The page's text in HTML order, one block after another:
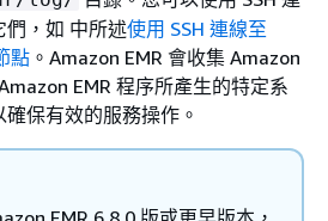
們，如 中所述使用 SSH 連線至
點 。Amazon EMR 會收集 Amazon
EMR 程序所產生的特定系
保有效的服務操作。